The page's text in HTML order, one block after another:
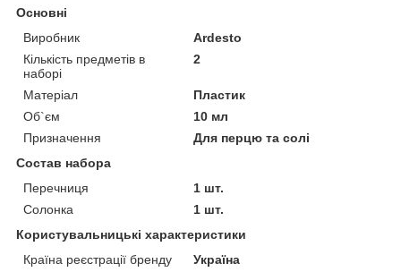
Основні
Виробник
Ardesto
Кількість предметів в
наборі
2
Матеріал
Пластик
Об`єм
10 мл
Призначення
Для перцю та солі
Состав набора
Перечниця
1 шт.
Солонка
1 шт.
Користувальницькі характеристики
Країна реєстрації бренду
Україна